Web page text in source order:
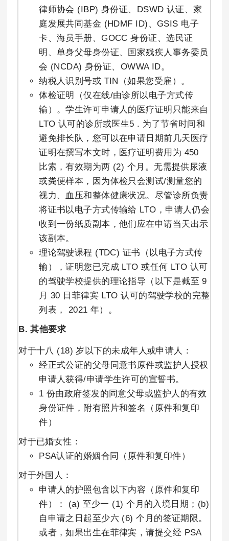
律师协会 (IBP) 身份证、DSWD 认证、家
庭发展共同基金 (HDMF ID)、GSIS 电子
卡、海员手册、GOCC 身份证、选民证
明、单身父母身份证、国家残疾人事务委员
会 (NCDA) 身份证、OWWA ID。
纳税人识别号或 TIN（如果您受雇）。
体检证明（仅在线/由诊所以电子方式传
输）。学生许可申请人的医疗证明只能来自
LTO 认可的诊所或医生5 . 为了节省时间和
避免排长队，您可以在申请日期前几天医疗
证明在撰写本文时，医疗证明费用为 450
比索，有效期为两 (2) 个月。无需提供尿液
或粪便样本，因为体检只会测试/测量您的
视力、血压和整体健康状况。尽管诊所负责
将证书以电子方式传输给 LTO，申请人仍会
收到一份纸质副本，他们应在申请当天出示
该副本。
理论驾驶课程 (TDC) 证书（以电子方式传
输），证明您已完成 LTO 或任何 LTO 认可
的驾驶学校提供的理论指导（以下是截至 9
月 30 日菲律宾 LTO 认可的驾驶学校的完整
列表， 2021 年）。
B. 其他要求
对于十八 (18) 岁以下的未成年人或申请人：
经正式公证的父母同意书原件或监护人授权
申请人获得/申请学生许可的宣誓书。
1 份由政府签发的同意父母或监护人的有效
身份证件，附有照片和签名（原件和复印
件）
对于已婚女性：
PSA认证的婚姻合同（原件和复印件）
对于外国人：
申请人的护照包含以下内容（原件和复印
件）： (a) 至少一 (1) 个月的入境日期；(b)
自申请之日起至少六 (6) 个月的签证期限。
或者，如果出生在菲律宾，请提交经 PSA